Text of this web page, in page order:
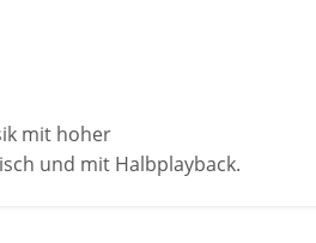
mit hoher
und mit Halbplayback.